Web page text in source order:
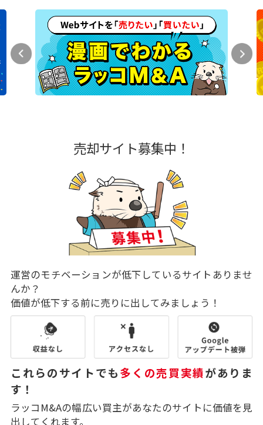
売却サイト募集中！
運営のモチベーションが低下しているサイトありませ
んか？
価値が低下する前に売りに出してみましょう！
これらのサイトでも多くの売買実績がありま
す！
ラッコM&Aの幅広い買主があなたのサイトに価値を見
出してくれます。